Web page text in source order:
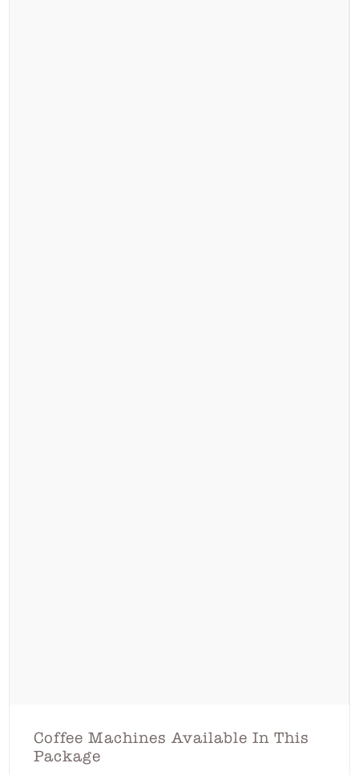
Coffee Machines Available In This
Package